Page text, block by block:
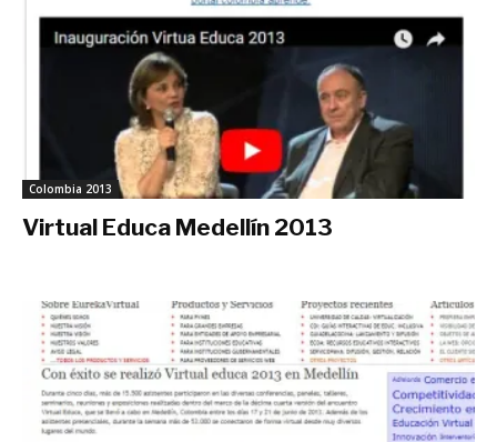
Colombia 2013
Virtual Educa Medellín 2013